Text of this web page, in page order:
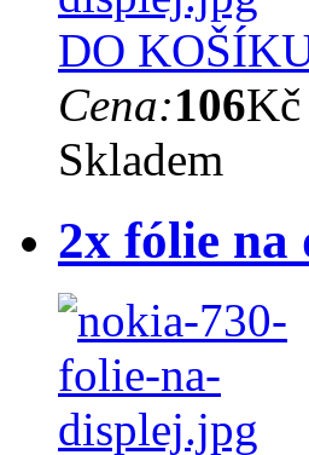
DO
Cena:106Kč
Skladem
2x fólie na